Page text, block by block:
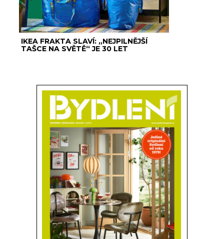
IKEA FRAKTA SLAVÍ: „NEJPILNĚJŠÍ
TAŠCE NA SVĚTĚ“ JE 30 LET